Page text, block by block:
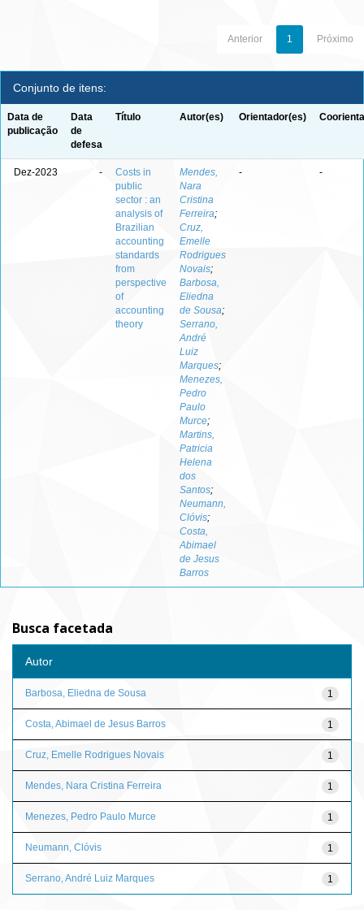
Anterior 1 Próximo
Conjunto de itens:
Data de
publicação
Data
de
defesa
Título Autor(es) Orientador(es)
Dez-2023 -
Costs in
public
sector : an
analysis of
Brazilian
accounting
standards
from
perspective
of
accounting
theory
Mendes,
Nara
Cristina
Ferreira;
Cruz,
Emelle
Rodrigues
Novais;
Barbosa,
Eliedna
de Sousa;
Serrano,
André
Luiz
Marques;
Menezes,
Pedro
Paulo
Murce;
Martins,
Patricia
Helena
dos
Santos;
Neumann,
Clóvis;
Costa,
Abimael
de Jesus
Barros
- -
Busca facetada
Autor
1
Barbosa, Eliedna de Sousa
1
Costa, Abimael de Jesus Barros
1
Cruz, Emelle Rodrigues Novais
1
Mendes, Nara Cristina Ferreira
1
Menezes, Pedro Paulo Murce
1
Neumann, Clóvis
1
Serrano, André Luiz Marques